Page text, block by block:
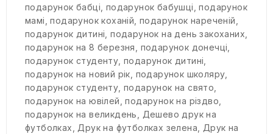
подарунок бабці, подарунок бабушці,подарунок
мамі,подарунок коханій,подарунок нареченій,
подарунок дитині,подарунок на день закоханих,
подарунок на 8 березня, подарунок донечці,
подарунок студенту,подарунок дитині,
подарунок на новий рік, подарунок школяру,
подарунок студенту,подарунок на свято,
подарунок на ювілей,подарунок на різдво,
подарунок на великдень, Дешево друк на
футболках,Друк на футболках зелена, Друк на